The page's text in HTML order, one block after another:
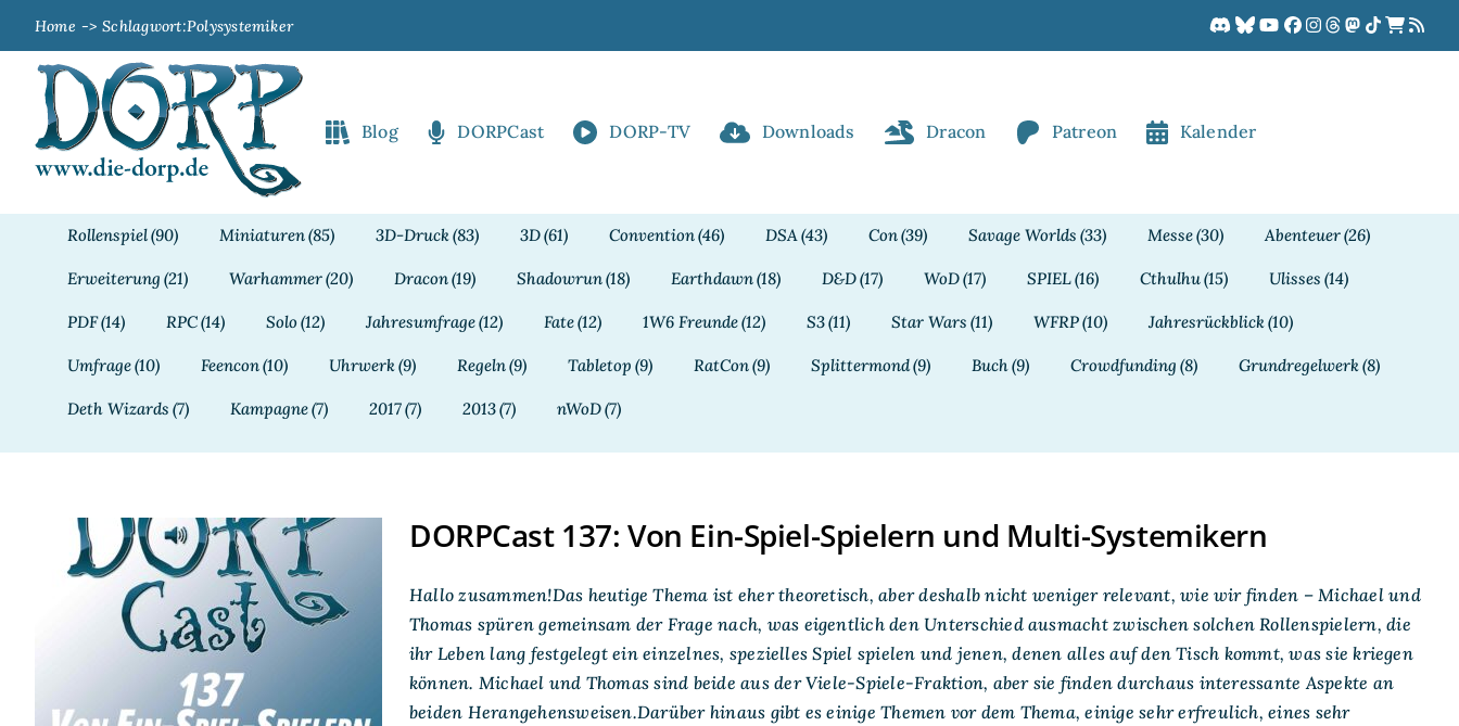
springen
Home Schlagwort:Polysystemiker
Blog DORPCast DORP-TV Downloads Dracon Patreon Kalender
Rollenspiel(90) Miniaturen(85) 3D-Druck(83) 3D(61) Convention(46) DSA(43) Con(39) Savage Worlds (33) Messe(30) Abenteuer(26)
Erweiterung (21) Warhammer(20) Dracon(19) Shadowrun(18) Earthdawn(18) D&D(17) WoD(17) SPIEL(16) Cthulhu(15) Ulisses (14)
PDF(14) RPC(14) Solo(12) Jahresumfrage(12) Fate(12) 1W6 Freunde(12) S3(11) Star Wars (11) WFRP(10) Jahresrückblick(10)
Umfrage(10) Feencon(10) Uhrwerk(9) Regeln(9) Tabletop (9) RatCon(9) Splittermond(9) Buch(9) Crowdfunding (8) Grundregelwerk(8)
Deth Wizards (7) Kampagne(7) 2017(7) 2013(7) nWoD(7)
DORPCast 137: Von Ein-
Spiel-Spielern und
Multi-Systemikern
DORPCast 137: Von Ein-Spiel-Spielern und Multi-Systemikern
Hallo zusammen!Das heutige Thema ist eher theoretisch, aber deshalb nicht weniger relevant, wie wir finden – Michael und
Thomas spüren gemeinsam der Frage nach, was eigentlich den Unterschied ausmacht zwischen solchen Rollenspielern, die
ihr Leben lang festgelegt ein einzelnes, spezielles Spiel spielen und jenen, denen alles auf den Tisch kommt, was sie kriegen
können. Michael und Thomas sind beide aus der Viele-Spiele-Fraktion, aber sie finden durchaus interessante Aspekte an
beiden Herangehensweisen.Darüber hinaus gibt es einige Themen vor dem Thema, einige sehr erfreulich, eines sehr